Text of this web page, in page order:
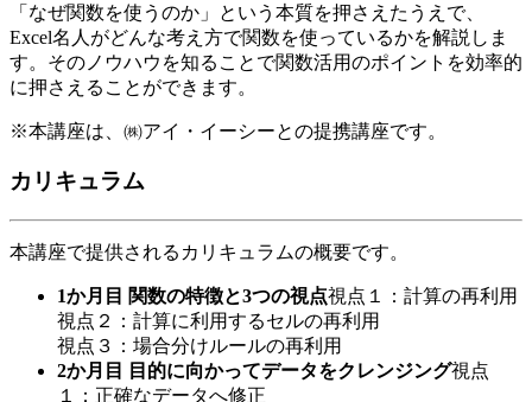
「なぜ関数を使うのか」という本質を押さえたうえで、
Excel名人がどんな考え方で関数を使っているかを解説しま
す。そのノウハウを知ることで関数活用のポイントを効率的
に押さえることができます。
※本講座は、㈱アイ・イーシーとの提携講座です。
カリキュラム
本講座で提供されるカリキュラムの概要です。
1か月目 関数の特徴と3つの視点視点１：計算の再利用
視点２：計算に利用するセルの再利用
視点３：場合分けルールの再利用
2か月目 目的に向かってデータをクレンジング視点
１：正確なデータへ修正